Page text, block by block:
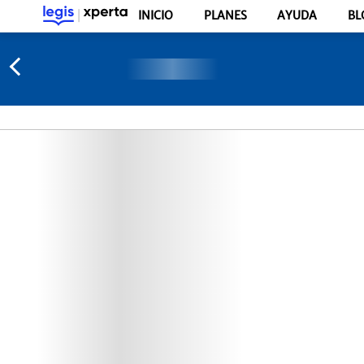
INICIO PLANES AYUDA